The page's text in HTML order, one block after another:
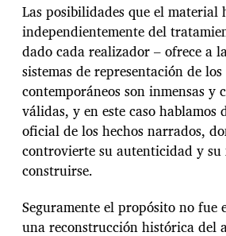
Las posibilidades que el material
independientemente del
dado cada realizador – ofrece a
sistemas de representación de
contemporáneos son inmensas y
válidas, y en este caso hablamos
oficial de los hechos narrados,
controvierte su autenticidad y su
construirse.
Seguramente el propósito no fue
una reconstrucción histórica del